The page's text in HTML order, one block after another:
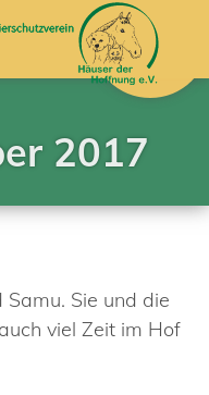
2017
Sie und die
viel Zeit im Hof